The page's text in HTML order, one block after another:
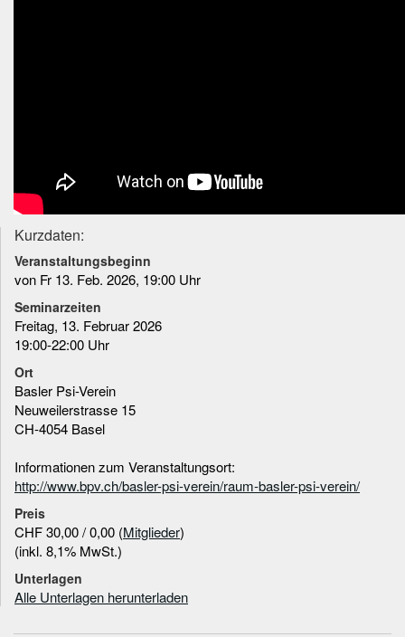
Kurzdaten:
Veranstaltungsbeginn
von Fr 13. Feb. 2026, 19:00 Uhr
Seminarzeiten
Freitag, 13. Februar 2026
19:00-22:00 Uhr
Ort
Basler Psi-Verein
Neuweilerstrasse 15
CH-4054 Basel
Informationen zum Veranstaltungsort:
http://www.bpv.ch/basler-psi-verein/raum-basler-psi-verein/
Preis
CHF 30,00 / 0,00 (Mitglieder)
(inkl. 8,1% MwSt.)
Unterlagen
Alle Unterlagen herunterladen